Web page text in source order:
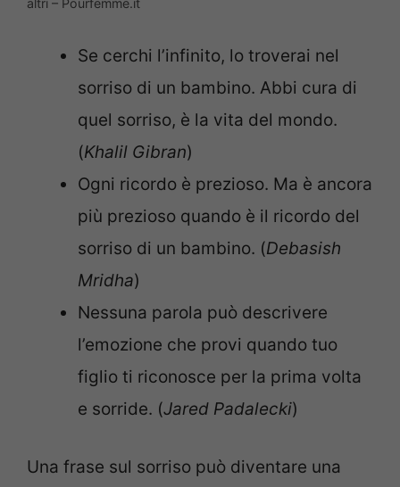
Se cerchi l’infinito, lo troverai nel
sorriso di un bambino. Abbi cura di
quel sorriso, è la vita del mondo.
(Khalil Gibran)
Ogni ricordo è prezioso. Ma è ancora
più prezioso quando è il ricordo del
sorriso di un bambino. (Debasish
Mridha)
Nessuna parola può descrivere
l’emozione che provi quando tuo
figlio ti riconosce per la prima volta
e sorride. (Jared Padalecki)
Una frase sul sorriso può diventare una